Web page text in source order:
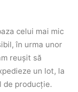
celui mai mic
în urma unor
reușit să
un lot, la
de producție.